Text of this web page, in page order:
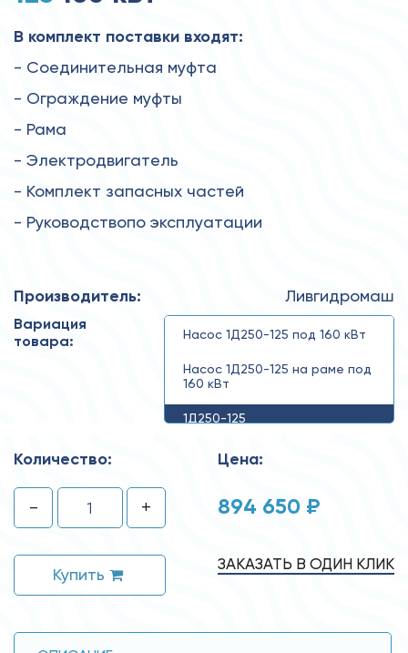
В комплект поставки входят:
- Соединительная муфта
- Ограждение муфты
- Рама
- Электродвигатель
- Комплект запасных частей
- Руководствопо эксплуатации
Производитель: Ливгидромаш
Вариация
товара:
Насос 1Д250-125 под 160 кВт
Насос 1Д250-125 на раме под
160 кВт
1Д250-125
Количество:
- +
Купить
Цена:
894 650 ₽
ЗАКАЗАТЬ В ОДИН КЛИК